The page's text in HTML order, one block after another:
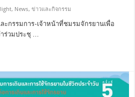
, News,ข่าวและกิจกรรม
ะกรรมการ-เจ้าหน้าที่ชมรมจักรยานเพื่อ
ร่วมประชุ …